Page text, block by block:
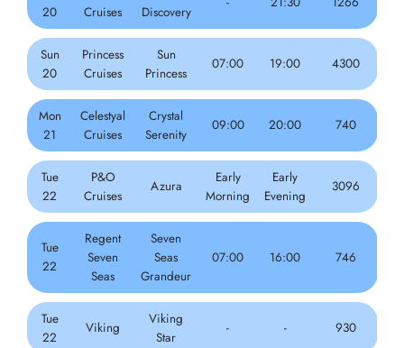
20
Cruises
Discovery
Sun
20
Princess
Cruises
Sun
Princess
07:00 19:00 4300
Mon
21
Celestyal
Cruises
Crystal
Serenity
09:00 20:00 740
Tue
22
P&O
Cruises
Azura
Early
Morning
Early
Evening
3096
Tue
22
Regent
Seven
Seas
Seven
Seas
Grandeur
07:00 16:00 746
Tue
22
Viking
Viking
Star
- - 930